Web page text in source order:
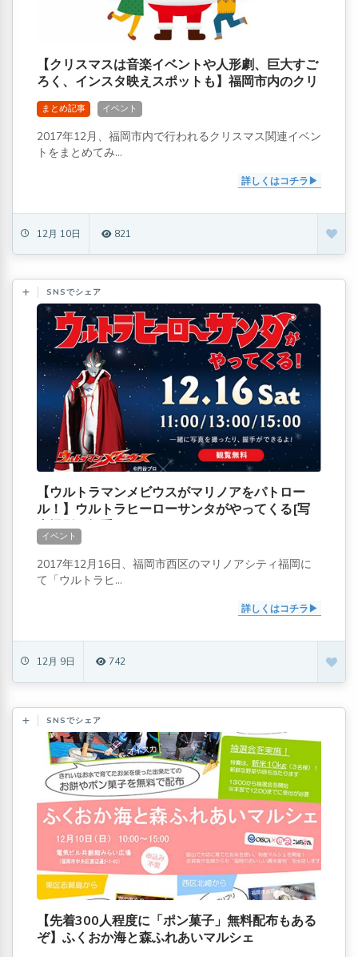
【クリスマスは音楽イベントや人形劇、巨大すご
ろく、インスタ映えスポットも】福岡市内のクリ
スマスイベントまとめ
まとめ記事 イベント
2017年12月、福岡市内で行われるクリスマス関連イベン
トをまとめてみ...
詳しくはコチラ
12月 10日 821
SNSでシェア
【ウルトラマンメビウスがマリノアをパトロー
ル！】ウルトラヒーローサンタがやってくる[写
真撮影＆握手OK]
イベント
2017年12月16日、福岡市西区のマリノアシティ福岡に
て「ウルトラヒ...
詳しくはコチラ
12月 9日 742
SNSでシェア
【先着300人程度に「ポン菓子」無料配布もある
ぞ】ふくおか海と森ふれあいマルシェ